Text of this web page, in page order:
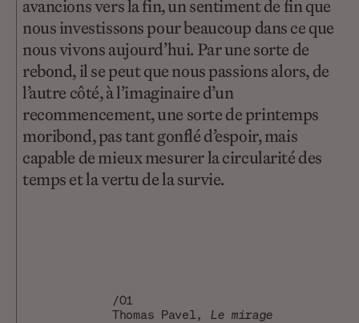
avancions vers la fin, un sentiment de fin que
nous investissons pour beaucoup dans ce que
nous vivons aujourd’hui. Par une sorte de
rebond, il se peut que nous passions alors, de
l’autre côté, à l’imaginaire d’un
recommencement, une sorte de printemps
moribond, pas tant gonflé d’espoir, mais
capable de mieux mesurer la circularité des
temps et la vertu de la survie.
/01
Thomas Pavel, Le mirage